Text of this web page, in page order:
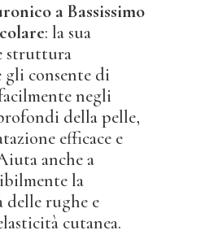
a Bassissimo
: la sua
struttura
gli consente di
negli
della pelle,
efficace e
anche a
la
rughe e
cutanea.